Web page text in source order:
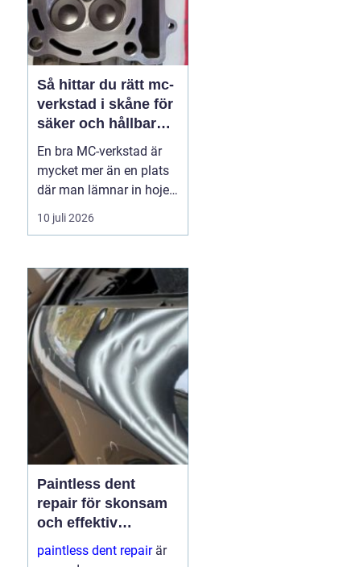
Så hittar du rätt mc-
verkstad i skåne för
säker och hållbar
körning
En bra MC-verkstad är
mycket mer än en plats
där man lämnar in hojen
när något går sönder.
För många förare i
trygghet, säkerhet och
körglädje under lång tid
framöver. En
genomtänkt serviceplan
förlänger livslängden på
motorcykel...
10 juli 2026
Paintless dent
repair för skonsam
och effektiv
reparation av
bucklor
paintless dent repairär